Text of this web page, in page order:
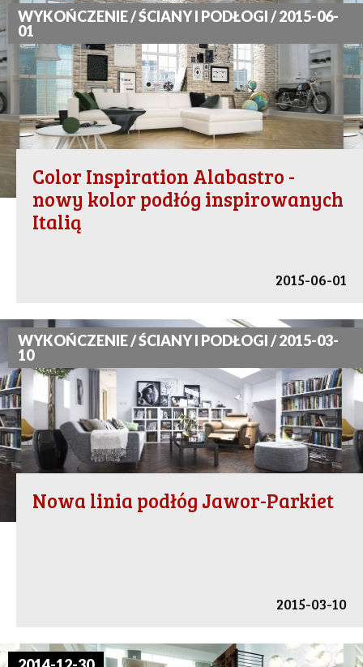
WYKOŃCZENIE / ŚCIANY I PODŁOGI / 2015-06-
01
Color Inspiration Alabastro -
nowy kolor podłóg inspirowanych
Italią
2015-06-01
WYKOŃCZENIE / ŚCIANY I PODŁOGI / 2015-03-
10
Nowa linia podłóg Jawor-Parkiet
2015-03-10